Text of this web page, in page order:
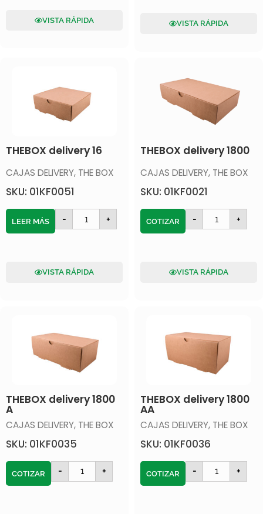
VISTA RÁPIDA VISTA RÁPIDA
THEBOX delivery 16
CAJAS DELIVERY, THE BOX
SKU: 01KF0051
- +
LEER MÁS
VISTA RÁPIDA
THEBOX delivery 1800
CAJAS DELIVERY, THE BOX
SKU: 01KF0021
- +
COTIZAR
VISTA RÁPIDA
THEBOX delivery 1800
A
CAJAS DELIVERY, THE BOX
SKU: 01KF0035
- +
COTIZAR
THEBOX delivery 1800
AA
CAJAS DELIVERY, THE BOX
SKU: 01KF0036
- +
COTIZAR